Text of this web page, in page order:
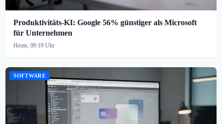
Produktivitäts-KI: Google 56% günstiger als Microsoft
für Unternehmen
Heute, 09:19 Uhr
SOFTWARE